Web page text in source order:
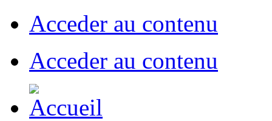
Acceder au contenu
Acceder au contenu